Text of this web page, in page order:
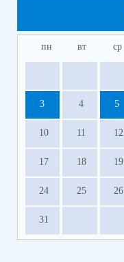
пн вт ср
3 4 5
10 11 12
17 18 19
24 25 26
31